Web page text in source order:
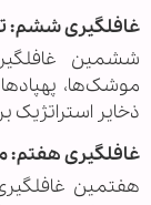
غافلگیری ششم:
ششمین
موشک‌ها،
ذخایر استراتژیک
غافلگیری هفتم:
هفتمین